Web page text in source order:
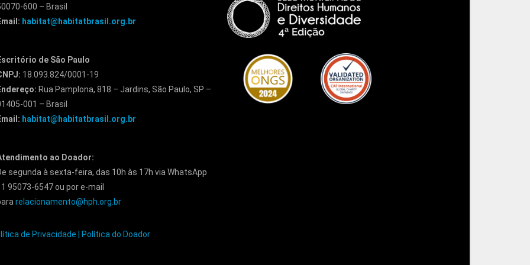
600 – Brasil
habitat@habitatbrasil.org.br
de São Paulo
18.093.824/0001-19
Rua Pamplona, 818 – Jardins, São Paulo, SP –
001 – Brasil
habitat@habitatbrasil.org.br
ao Doador:
segunda à sexta-feira, das 10h às 17h via WhatsApp
95073-6547 ou por e-mail
relacionamento@hph.org.br
de Privacidade | Política do Doador